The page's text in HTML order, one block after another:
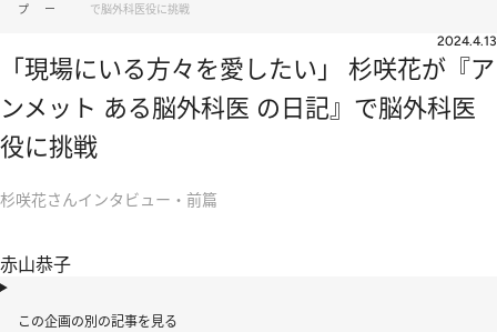
プ
ー
で脳外科医役に挑戦
2024.4.13
「現場にいる方々を愛したい」 杉咲花が『ア
ンメット ある脳外科医 の日記』で脳外科医
役に挑戦
杉咲花さんインタビュー・前篇
赤山恭子
この企画の別の記事を見る